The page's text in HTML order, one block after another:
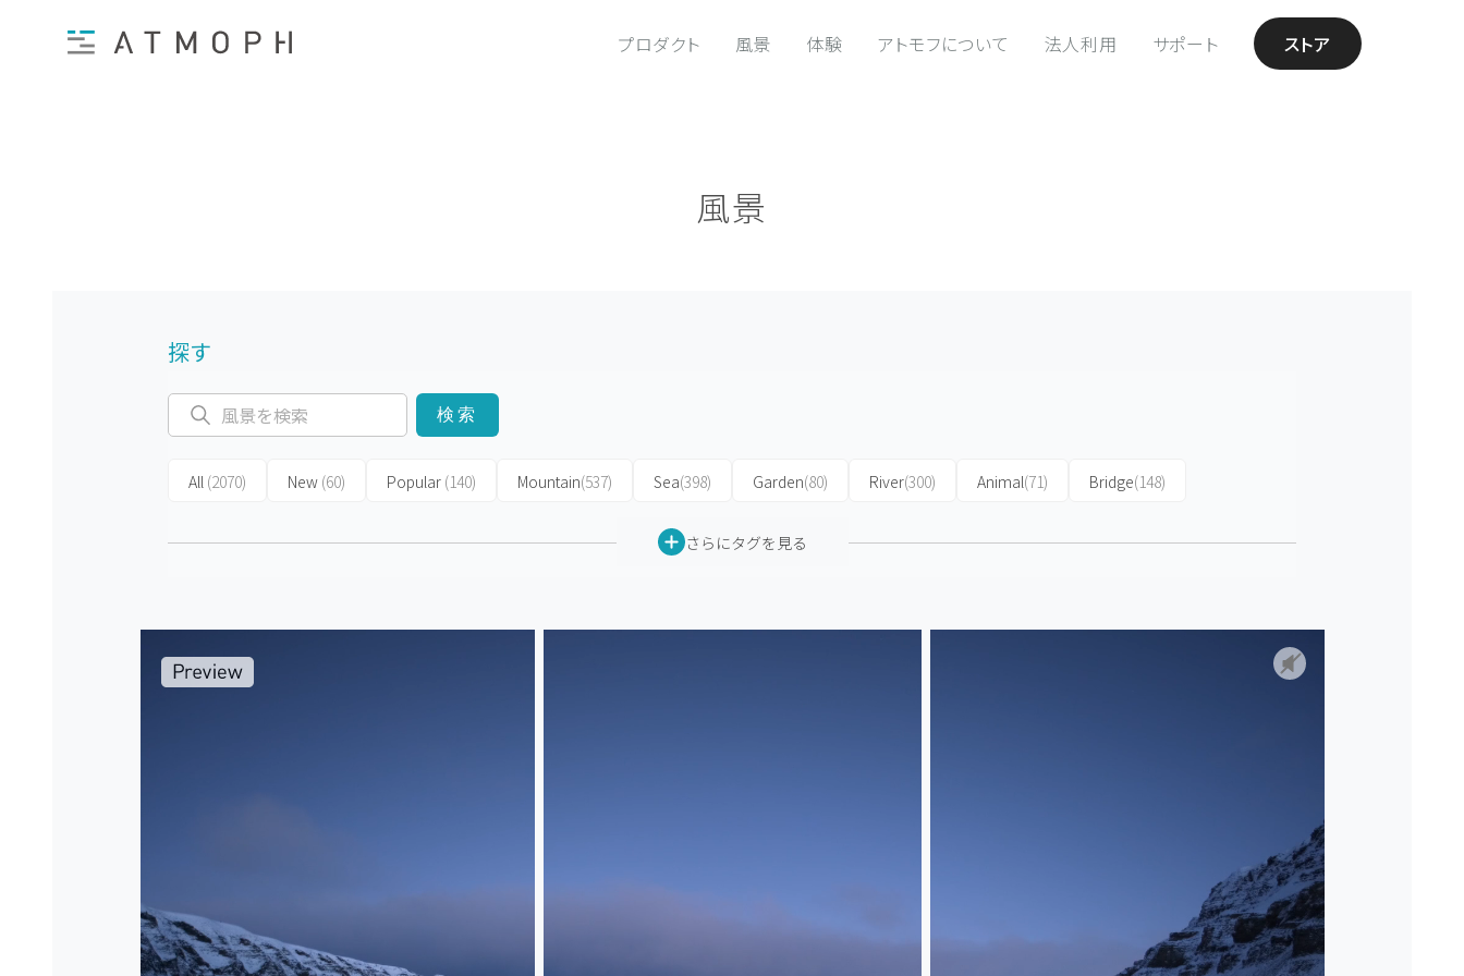
プロダクト 風景 体験 アトモフについて 法人利用 サポート ストア
風景
探す
検索
All (2070) New (60) Popular (140) Mountain(537) Sea(398) Garden(80) River(300) Animal(71) Bridge(148)
さらにタグを見る